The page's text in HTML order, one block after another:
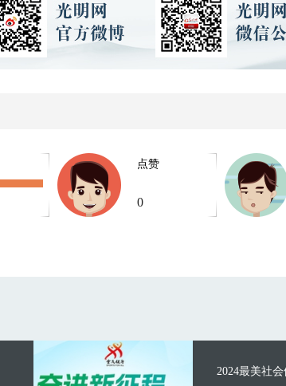
点赞
0
2024最美社